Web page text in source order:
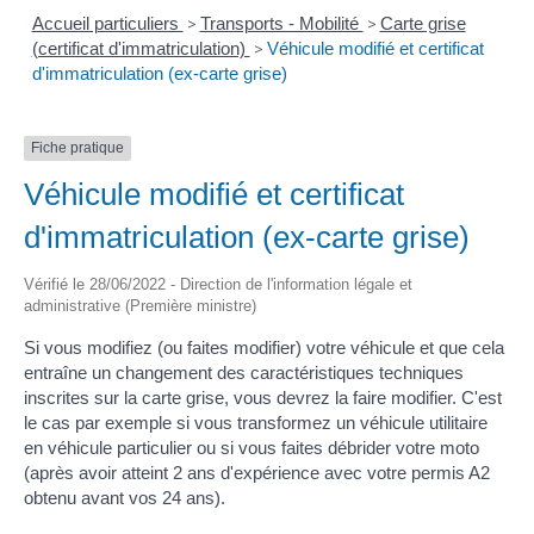
Accueil particuliers > Transports - Mobilité > Carte grise
(certificat d'immatriculation) > Véhicule modifié et certificat
d'immatriculation (ex-carte grise)
Fiche pratique
Véhicule modifié et certificat
d'immatriculation (ex-carte grise)
Vérifié le 28/06/2022 - Direction de l'information légale et
administrative (Première ministre)
Si vous modifiez (ou faites modifier) votre véhicule et que cela
entraîne un changement des caractéristiques techniques
inscrites sur la carte grise, vous devrez la faire modifier. C'est
le cas par exemple si vous transformez un véhicule utilitaire
en véhicule particulier ou si vous faites débrider votre moto
(après avoir atteint 2 ans d'expérience avec votre permis A2
obtenu avant vos 24 ans).